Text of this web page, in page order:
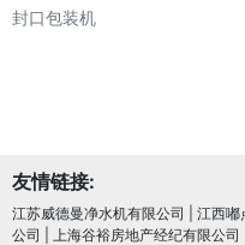
封口包装机
友情链接:
江苏威德曼净水机有限公司 江西嘟
公司
上海谷裕房地产经纪有限公司